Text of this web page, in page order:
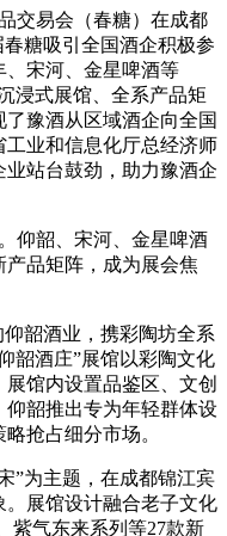
易会（春糖）在成都
糖吸引全国酒企积极参
、宋河、金星啤酒等
浸式展馆、全系产品矩
豫酒从区域酒企向全国
业和信息化厅总经济师
站台鼓劲，助力豫酒企
韶、宋河、金星啤酒
品矩阵，成为展会焦
韶酒业，携彩陶坊全系
韶酒庄”展馆以彩陶文化
馆内设置品鉴区、文创
仰韶推出专为年轻群体设
抢占细分市场。
为主题，在成都锦江宾
展馆设计融合老子文化
紫气东来系列等27款新